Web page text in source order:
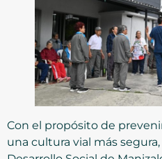
Con el propósito de
una cultura vial más